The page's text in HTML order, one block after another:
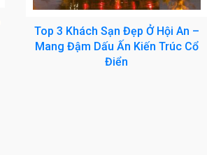
Top 3 Khách Sạn Đẹp Ở Hội An –
Mang Đậm Dấu Ấn Kiến Trúc Cổ
Điển